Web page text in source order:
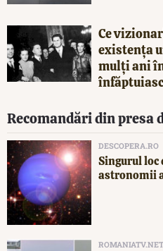
Ce
existența
mulți ani
Recomandări din presa
DESCOPERA.RO
Singurul loc
astronomii
ROMANIATV.NET